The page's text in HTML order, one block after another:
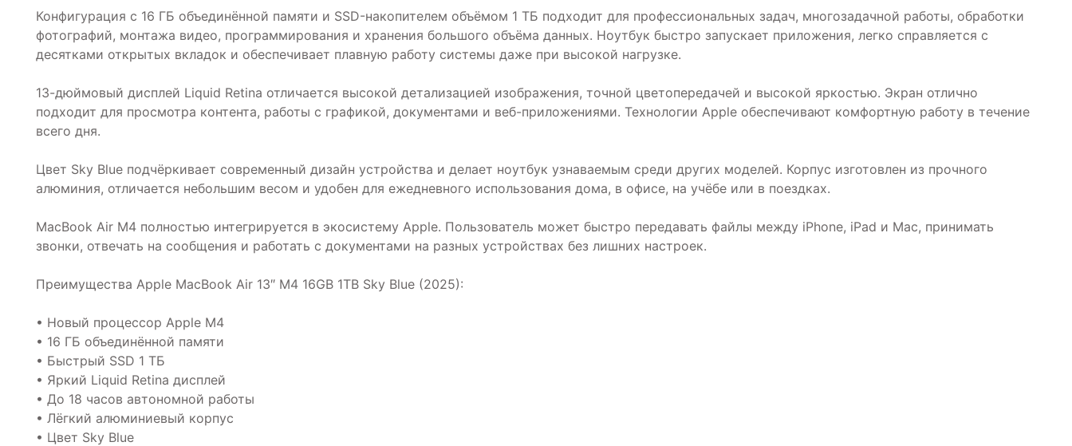
Конфигурация с 16 ГБ объединённой памяти и SSD-накопителем объёмом 1 ТБ подходит для профессиональных задач, многозадачной работы, обработки
фотографий, монтажа видео, программирования и хранения большого объёма данных. Ноутбук быстро запускает приложения, легко справляется с
десятками открытых вкладок и обеспечивает плавную работу системы даже при высокой нагрузке.
13-дюймовый дисплей Liquid Retina отличается высокой детализацией изображения, точной цветопередачей и высокой яркостью. Экран отлично
подходит для просмотра контента, работы с графикой, документами и веб-приложениями. Технологии Apple обеспечивают комфортную работу в течение
всего дня.
Цвет Sky Blue подчёркивает современный дизайн устройства и делает ноутбук узнаваемым среди других моделей. Корпус изготовлен из прочного
алюминия, отличается небольшим весом и удобен для ежедневного использования дома, в офисе, на учёбе или в поездках.
MacBook Air M4 полностью интегрируется в экосистему Apple. Пользователь может быстро передавать файлы между iPhone, iPad и Mac, принимать
звонки, отвечать на сообщения и работать с документами на разных устройствах без лишних настроек.
Преимущества Apple MacBook Air 13″ M4 16GB 1TB Sky Blue (2025):
• Новый процессор Apple M4
• 16 ГБ объединённой памяти
• Быстрый SSD 1 ТБ
• Яркий Liquid Retina дисплей
• До 18 часов автономной работы
• Лёгкий алюминиевый корпус
• Цвет Sky Blue